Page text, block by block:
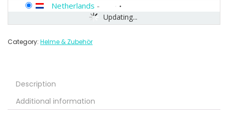
Updating...
Netherlands -
Category: Helme & Zubehör
Description
Additional information